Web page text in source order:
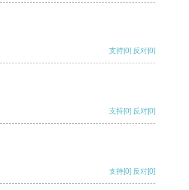
支持[0] 反对[0]
支持[0] 反对[0]
支持[0] 反对[0]